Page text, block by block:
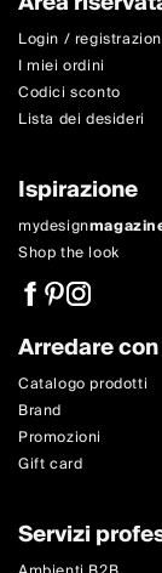
Login /
I miei ordini
Codici sconto
Lista dei desideri
Ispirazione
mydesign
Shop the look
Arredare
Catalogo prodotti
Brand
Promozioni
Gift card
Servizi